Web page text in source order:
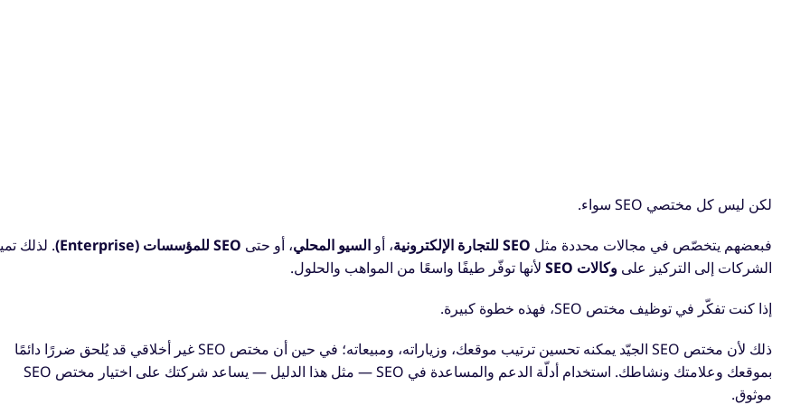
لكن ليس كل مختصي SEO سواء.
فبعضهم يتخصّص في مجالات محددة مثل SEO للتجارة الإلكترونية ، أو السيو المحلي، أو حتى SEO للمؤسسات (Enterprise)
. لذلك
الشركات إلى التركيز على وكالات SEO لأنها توفّر طيفًا واسعًا من المواهب والحلول.
إذا كنت تفكّر في توظيف مختص SEO، فهذه خطوة كبيرة.
ذلك لأن مختص SEO الجيّد يمكنه تحسين ترتيب موقعك، وزياراته، ومبيعاته؛ في حين أن مختص SEO غير أخلاقي قد يُلحق ضررًا دائمًا
بموقعك وعلامتك ونشاطك. استخدام أدلّة الدعم والمساعدة في SEO — مثل هذا الدليل — يساعد شركتك على اختيار مختص SEO
موثوق.